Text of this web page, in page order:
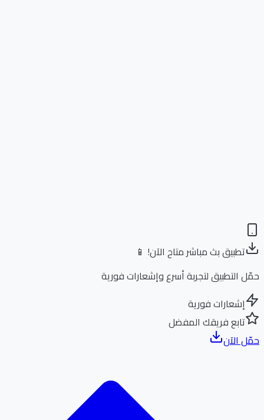
تطبيق بث مباشر متاح الآن! 📱
التطبيق لتجربة أسرع وإشعارات فورية
إشعارات فورية
تابع فريقك المفضل
الآن